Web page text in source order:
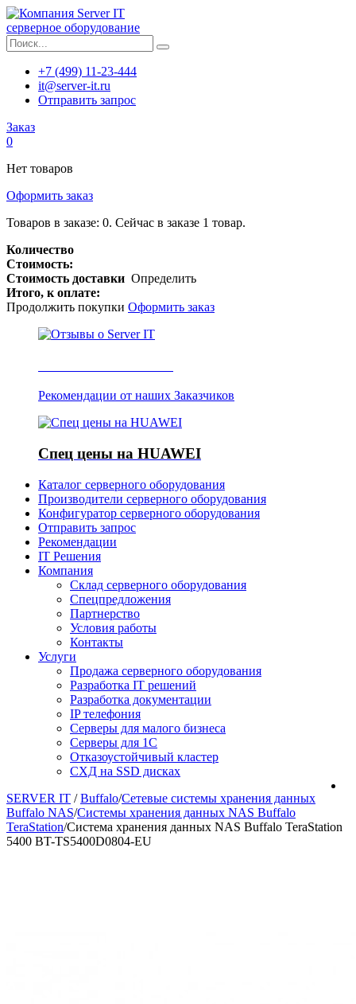
серверное оборудование
+7 (499) 11-23-444
it@server-it.ru
Отправить запрос
Заказ
0
Нет товаров
Оформить заказ
Товаров в заказе: 0. Сейчас в заказе 1 товар.
Количество
Стоимость:
Стоимость доставки Определить
Итого, к оплате:
Продолжить покупки Оформить заказ
Рекомендации от наших Заказчиков
Спец цены на HUAWEI
Каталог серверного оборудования
Производители серверного оборудования
Конфигуратор серверного оборудования
Отправить запрос
Рекомендации
IT Решения
Компания
Склад серверного оборудования
Спецпредложения
Партнерство
Условия работы
Контакты
Услуги
Продажа серверного оборудования
Разработка IT решений
Разработка документации
IP телефония
Серверы для малого бизнеса
Серверы для 1С
Отказоустойчивый кластер
СХД на SSD дисках
SERVER IT / Buffalo/Сетевые системы хранения данных
Buffalo NAS/Системы хранения данных NAS Buffalo
TeraStation/Система хранения данных NAS Buffalo TeraStation
5400 BT-TS5400D0804-EU